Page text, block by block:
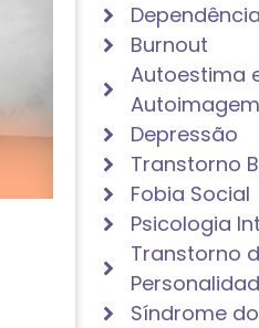
Burnout
Autoestima
Autoimagem
Depressão
Transtorno
Fobia Social
Psicologia
Transtorno
Síndrome